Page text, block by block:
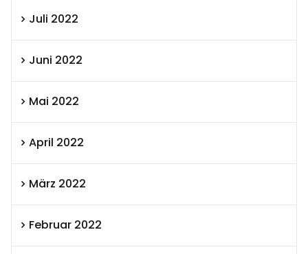
Juli 2022
Juni 2022
Mai 2022
April 2022
März 2022
Februar 2022